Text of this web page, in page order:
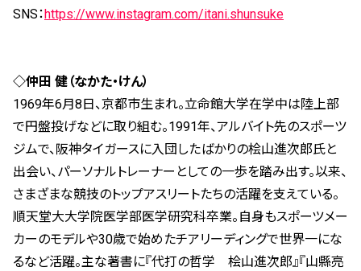
SNS： https://www.instagram.com/itani.shunsuke
◇仲田 健（なかた・けん）
1969年6月8日、京都市生まれ。立命館大学在学中は陸上部
で円盤投げなどに取り組む。1991年、アルバイト先のスポーツ
ジムで、阪神タイガースに入団したばかりの桧山進次郎氏と
出会い、パーソナルトレーナーとしての一歩を踏み出す。以来、
さまざまな競技のトップアスリートたちの活躍を支えている。
順天堂大大学院医学部医学研究科卒業。自身もスポーツメー
カーのモデルや30歳で始めたチアリーディングで世界一にな
るなど活躍。主な著書に『代打の哲学 桧山進次郎』『山縣亮